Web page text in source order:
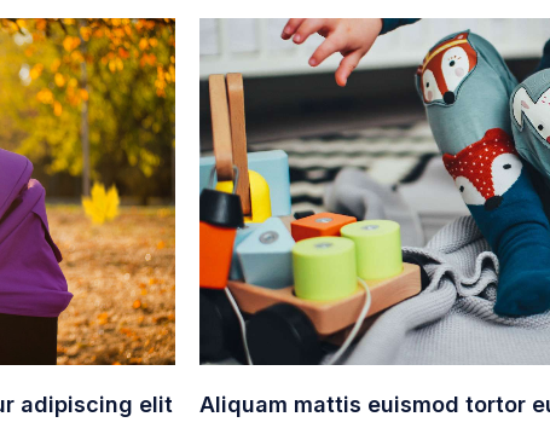
adipiscing elit Aliquam mattis euismod tortor